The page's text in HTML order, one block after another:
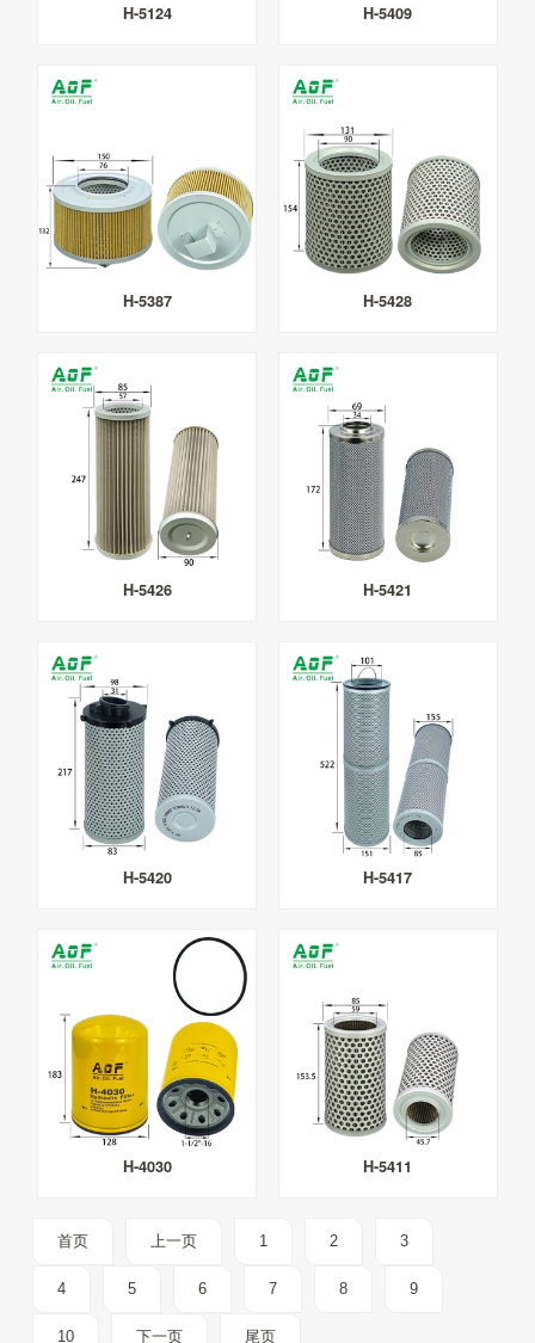
H-5124 H-5409
H-5387 H-5428
H-5426 H-5421
H-5420 H-5417
H-4030 H-5411
首页 上一页 1 2 3
4 5 6 7 8 9
10 下一页 尾页